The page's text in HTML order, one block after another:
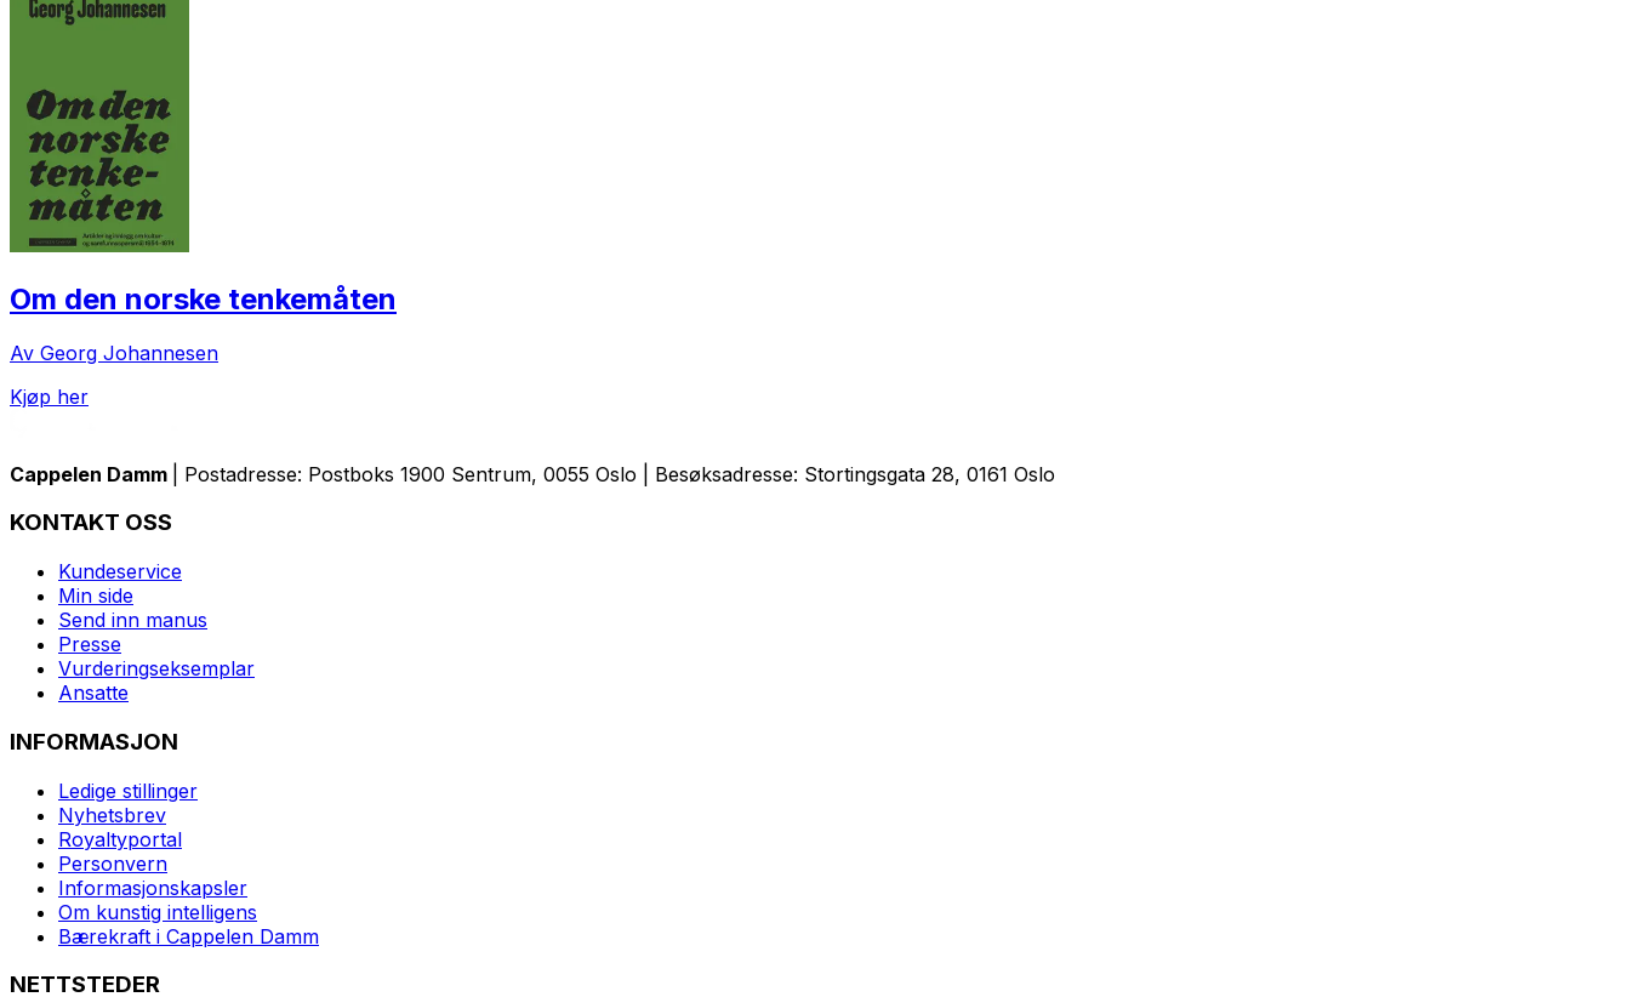
Om den norske tenkemåten
Av Georg Johannesen
Kjøp her
Cappelen Damm | Postadresse: Postboks 1900 Sentrum, 0055 Oslo | Besøksadresse: Stortingsgata 28, 0161 Oslo
KONTAKT OSS
Kundeservice
Min side
Send inn manus
Presse
Vurderingseksemplar
Ansatte
INFORMASJON
Ledige stillinger
Nyhetsbrev
Royaltyportal
Personvern
Informasjonskapsler
Om kunstig intelligens
Bærekraft i Cappelen Damm
NETTSTEDER